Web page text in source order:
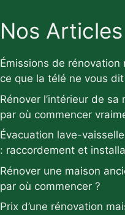
Nos Articles
Émissions de rénovation
ce que la télé ne vous
Rénover l’intérieur de sa
par où commencer
Évacuation lave-
: raccordement et
Rénover une maison
par où commencer ?
Prix d’une rénovation